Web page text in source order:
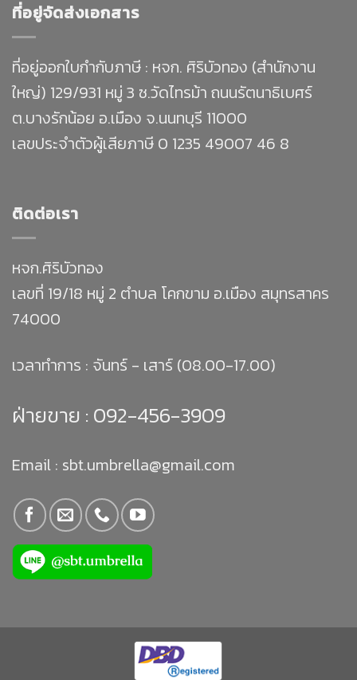
ที่อยู่จัดส่งเอกสาร
ที่อยู่ออกใบกำกับภาษี : หจก. ศิริบัวทอง (สำนักงาน
ใหญ่) 129/931 หมู่ 3 ซ.วัดไทรม้า ถนนรัตนาธิเบศร์
ต.บางรักน้อย อ.เมือง จ.นนทบุรี 11000
เลขประจำตัวผู้เสียภาษี 0 1235 49007 46 8
ติดต่อเรา
หจก.ศิริบัวทอง
เลขที่ 19/18 หมู่ 2 ตำบล โคกขาม อ.เมือง สมุทรสาคร
74000
เวลาทำการ : จันทร์ - เสาร์ (08.00-17.00)
ฝ่ายขาย : 092-456-3909
Email : sbt.umbrella@gmail.com